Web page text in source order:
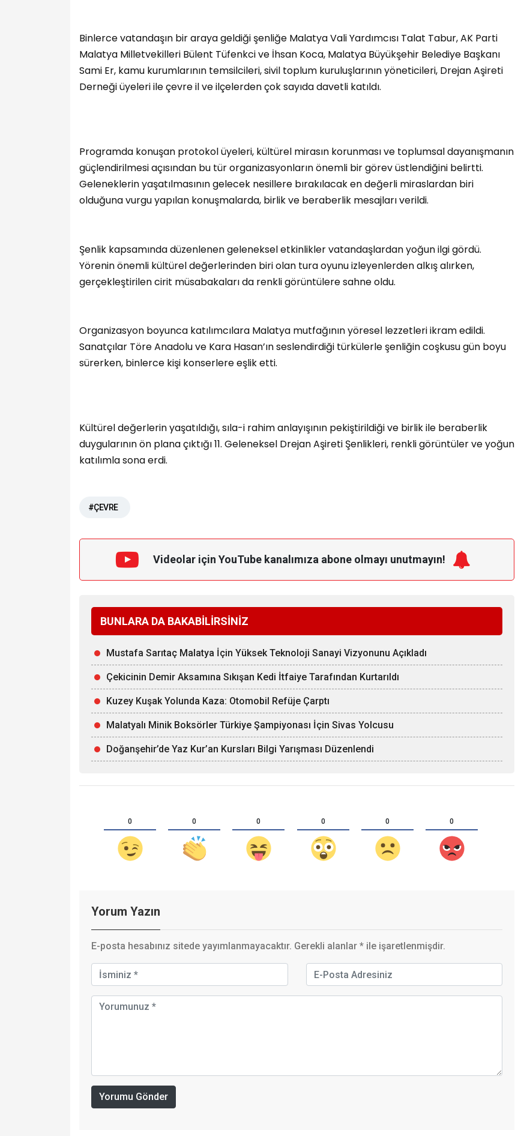
Binlerce vatandaşın bir araya geldiği şenliğe Malatya Vali Yardımcısı Talat Tabur, AK Parti
Malatya Milletvekilleri Bülent Tüfenkci ve İhsan Koca, Malatya Büyükşehir Belediye Başkanı
Sami Er, kamu kurumlarının temsilcileri, sivil toplum kuruluşlarının yöneticileri, Drejan Aşireti
Derneği üyeleri ile çevre il ve ilçelerden çok sayıda davetli katıldı.
Programda konuşan protokol üyeleri, kültürel mirasın korunması ve toplumsal dayanışmanın
güçlendirilmesi açısından bu tür organizasyonların önemli bir görev üstlendiğini belirtti.
Geleneklerin yaşatılmasının gelecek nesillere bırakılacak en değerli miraslardan biri
olduğuna vurgu yapılan konuşmalarda, birlik ve beraberlik mesajları verildi.
Şenlik kapsamında düzenlenen geleneksel etkinlikler vatandaşlardan yoğun ilgi gördü.
Yörenin önemli kültürel değerlerinden biri olan tura oyunu izleyenlerden alkış alırken,
gerçekleştirilen cirit müsabakaları da renkli görüntülere sahne oldu.
Organizasyon boyunca katılımcılara Malatya mutfağının yöresel lezzetleri ikram edildi.
Sanatçılar Töre Anadolu ve Kara Hasan’ın seslendirdiği türkülerle şenliğin coşkusu gün boyu
sürerken, binlerce kişi konserlere eşlik etti.
Kültürel değerlerin yaşatıldığı, sıla-i rahim anlayışının pekiştirildiği ve birlik ile beraberlik
duygularının ön plana çıktığı 11. Geleneksel Drejan Aşireti Şenlikleri, renkli görüntüler ve yoğun
katılımla sona erdi.
#ÇEVRE
Videolar için YouTube kanalımıza abone olmayı unutmayın!
BUNLARA DA BAKABİLİRSİNİZ
Mustafa Sarıtaç Malatya İçin Yüksek Teknoloji Sanayi Vizyonunu Açıkladı
Çekicinin Demir Aksamına Sıkışan Kedi İtfaiye Tarafından Kurtarıldı
Kuzey Kuşak Yolunda Kaza: Otomobil Refüje Çarptı
Malatyalı Minik Boksörler Türkiye Şampiyonası İçin Sivas Yolcusu
Doğanşehir’de Yaz Kur’an Kursları Bilgi Yarışması Düzenlendi
0 0 0 0 0 0
Yorum Yazın
E-posta hesabınız sitede yayımlanmayacaktır. Gerekli alanlar * ile işaretlenmişdir.
Yorumu Gönder